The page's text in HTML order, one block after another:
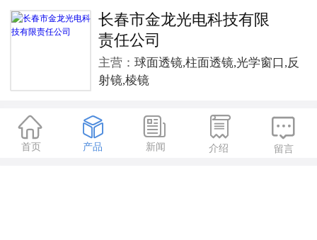
长春市金龙光电科技有限
责任公司
主营： 球面透镜,柱面透镜,光学窗口,反
射镜,棱镜

首页

产品

新闻

介绍

留言